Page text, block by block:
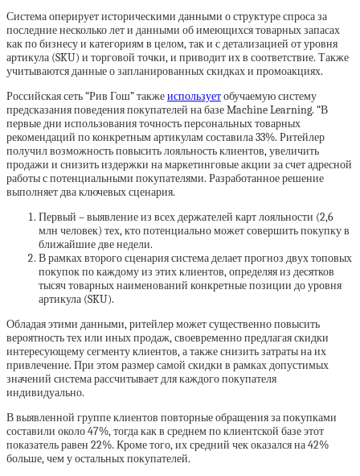
Система оперирует историческими данными о структуре спроса за
последние несколько лет и данными об имеющихся товарных запасах
как по бизнесу и категориям в целом, так и с детализацией от уровня
артикула (SKU) и торговой точки, и приводит их в соответствие. Также
учитываются данные о запланированных скидках и промоакциях.
Российская сеть “Рив Гош” такжеиспользуетобучаемую систему
предсказания поведения покупателей на базе Machine Learning. “В
первые дни использования точность персональных товарных
рекомендаций по конкретным артикулам составила 33%. Ритейлер
получил возможность повысить лояльность клиентов, увеличить
продажи и снизить издержки на маркетинговые акции за счет адресной
работы с потенциальными покупателями. Разработанное решение
выполняет два ключевых сценария.
Первый – выявление из всех держателей карт лояльности (2,6
млн человек) тех, кто потенциально может совершить покупку в
ближайшие две недели.
В рамках второго сценария система делает прогноз двух топовых
покупок по каждому из этих клиентов, определяя из десятков
тысяч товарных наименований конкретные позиции до уровня
артикула (SKU).
Обладая этими данными, ритейлер может существенно повысить
вероятность тех или иных продаж, своевременно предлагая скидки
интересующему сегменту клиентов, а также снизить затраты на их
привлечение. При этом размер самой скидки в рамках допустимых
значений система рассчитывает для каждого покупателя
индивидуально.
В выявленной группе клиентов повторные обращения за покупками
составили около 47%, тогда как в среднем по клиентской базе этот
показатель равен 22%. Кроме того, их средний чек оказался на 42%
больше, чем у остальных покупателей.